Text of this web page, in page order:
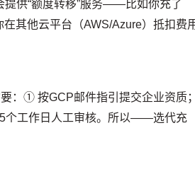
提供“额度转移”服务——比如你充了
其他云平台（AWS/Azure）抵扣费
：① 按GCP邮件指引提交企业资质；
个工作日人工审核。所以——选代充